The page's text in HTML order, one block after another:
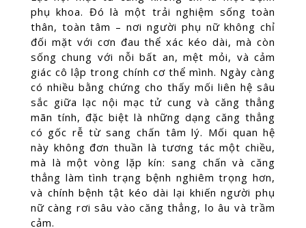
phụ khoa. Đó là một trải nghiệm sống toàn
thân, toàn tâm – nơi người phụ nữ không chỉ
đối mặt với cơn đau thể xác kéo dài, mà còn
sống chung với nỗi bất an, mệt mỏi, và cảm
giác cô lập trong chính cơ thể mình. Ngày càng
có nhiều bằng chứng cho thấy mối liên hệ sâu
sắc giữa lạc nội mạc tử cung và căng thẳng
mãn tính, đặc biệt là những dạng căng thẳng
có gốc rễ từ sang chấn tâm lý. Mối quan hệ
này không đơn thuần là tương tác một chiều,
mà là một vòng lặp kín: sang chấn và căng
thẳng làm tình trạng bệnh nghiêm trọng hơn,
và chính bệnh tật kéo dài lại khiến người phụ
nữ càng rơi sâu vào căng thẳng, lo âu và trầm
cảm.